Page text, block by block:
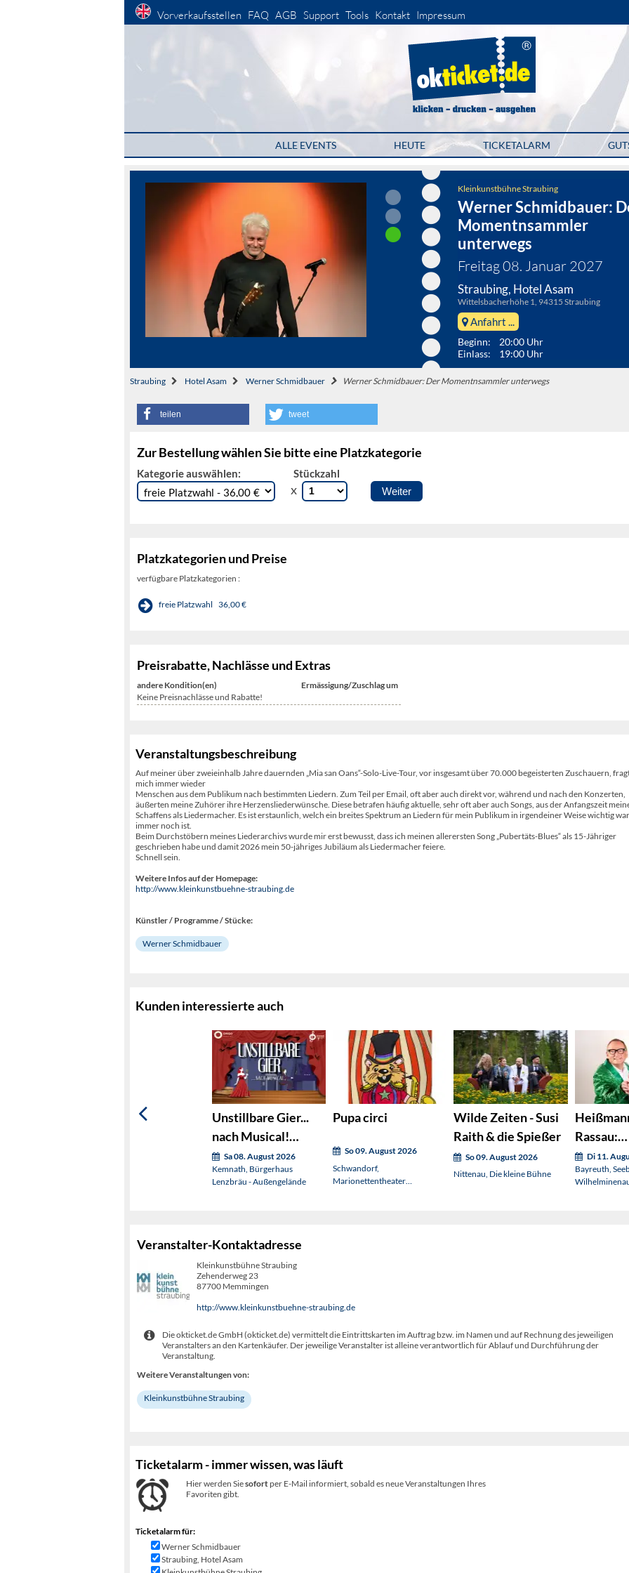
Vorverkaufsstellen FAQ AGB Support Tools Kontakt Impressum
ALLE EVENTS HEUTE TICKETALARM
Kleinkunstbühne Straubing
Werner Schmidbauer:
Momentnsammler
unterwegs
Freitag 08. Januar 2027
Straubing, Hotel Asam
Wittelsbacherhöhe 1, 94315 Straubing
Anfahrt ...
Beginn: 20:00 Uhr
Einlass: 19:00 Uhr
Straubing Hotel Asam Werner Schmidbauer Werner Schmidbauer: Der Momentnsammler unterwegs
teilen tweet
Zur Bestellung wählen Sie bitte eine Platzkategorie
Kategorie auswählen: Stückzahl
x
Platzkategorien und Preise
verfügbare Platzkategorien :
freie Platzwahl 36,00 €
Preisrabatte, Nachlässe und Extras
andere Kondition(en)
Ermässigung/Zuschlag um
Keine Preisnachlässe und Rabatte!
Veranstaltungsbeschreibung
Auf meiner über zweieinhalb Jahre dauernden „Mia san Oans“-Solo-Live-Tour, vor insgesamt über 70.000 begeisterten Zuschauern,
mich immer wieder
Menschen aus dem Publikum nach bestimmten Liedern. Zum Teil per Email, oft aber auch direkt vor, während und nach den Konzerten,
äußerten meine Zuhörer ihre Herzensliederwünsche. Diese betrafen häufig aktuelle, sehr oft aber auch Songs, aus der Anfangszeit
Schaffens als Liedermacher. Es ist erstaunlich, welch ein breites Spektrum an Liedern für mein Publikum in irgendeiner Weise wichtig
immer noch ist.
Beim Durchstöbern meines Liederarchivs wurde mir erst bewusst, dass ich meinen allerersten Song „Pubertäts-Blues“ als 15-Jähriger
geschrieben habe und damit 2026 mein 50-jähriges Jubiläum als Liedermacher feiere.
Schnell sein.
Weitere Infos auf der Homepage:
http://www.kleinkunstbuehne-straubing.de
Künstler / Programme / Stücke:
Werner Schmidbauer
Kunden interessierte auch
Unstillbare Gier...
nach Musical!
(OVIGO sings)
Sa 08. August 2026
Kemnath, Bürgerhaus
Lenzbräu - Außengelände
Pupa circi
So 09. August 2026
Schwandorf,
Marionettentheater
Wilde Zeiten - Susi
Raith & die Spießer
So 09. August 2026
Nittenau, Die kleine Bühne
Rassau:
Di 11.
Bayreuth,
Veranstalter-Kontaktadresse
Kleinkunstbühne Straubing
Zehenderweg 23
87700 Memmingen
http://www.kleinkunstbuehne-straubing.de
Die okticket.de GmbH (okticket.de) vermittelt die Eintrittskarten im Auftrag bzw. im Namen und auf Rechnung des jeweiligen
Veranstalters an den Kartenkäufer. Der jeweilige Veranstalter ist alleine verantwortlich für Ablauf und Durchführung der
Veranstaltung.
Weitere Veranstaltungen von:
Kleinkunstbühne Straubing
Ticketalarm - immer wissen, was läuft
Hier werden Siesofortper E-Mail informiert, sobald es neue Veranstaltungen Ihres
Favoriten gibt.
Ticketalarm für:
Werner Schmidbauer
Straubing, Hotel Asam